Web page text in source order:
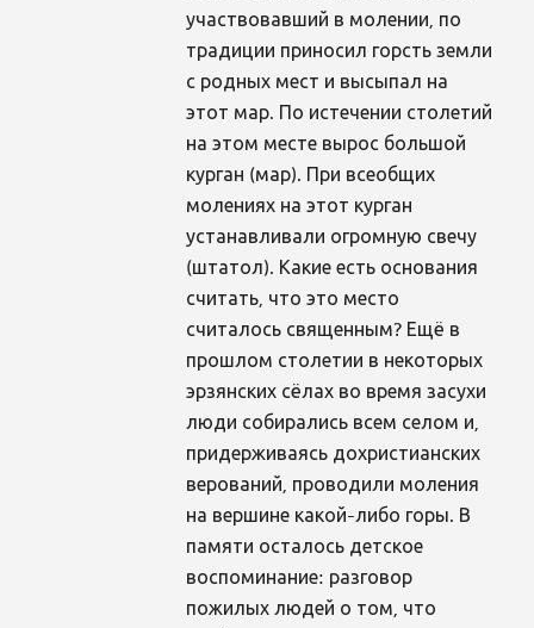
участвовавший в молении, по
традиции приносил горсть земли
с родных мест и высыпал на
этот мар. По истечении столетий
на этом месте вырос большой
курган (мар). При всеобщих
молениях на этот курган
устанавливали огромную свечу
(штатол). Какие есть основания
считать, что это место
считалось священным? Ещё в
прошлом столетии в некоторых
эрзянских сёлах во время засухи
люди собирались всем селом и,
придерживаясь дохристианских
верований, проводили моления
на вершине какой-либо горы. В
памяти осталось детское
воспоминание: разговор
пожилых людей о том, что